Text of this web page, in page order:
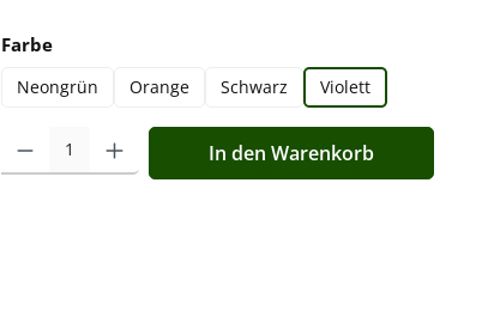
Farbeauswählen
Neongrün Orange Schwarz Violett
Produkt Anzahl: Gib den gewünschten Wert ein oder
In den Warenkorb